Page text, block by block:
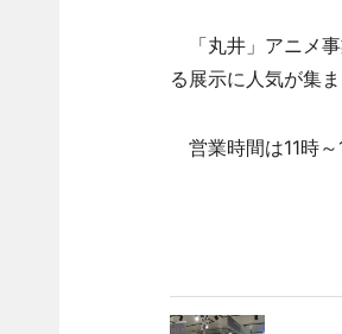
「丸井」アニメ事
る展示に人気が集
営業時間は11時～